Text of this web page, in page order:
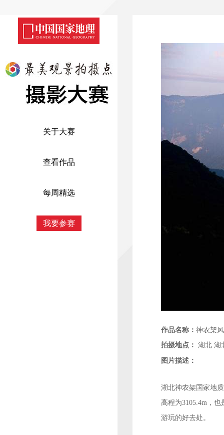
关于大赛
查看作品
每周精选
我要参赛
作品名称： 神农架
拍摄地点： 湖北 湖
图片描述：
湖北神农架国家地
高程为3105.4m，
游玩的好去处。